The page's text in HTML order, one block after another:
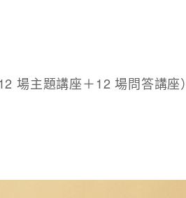
場主題講座＋12 場問答講座）